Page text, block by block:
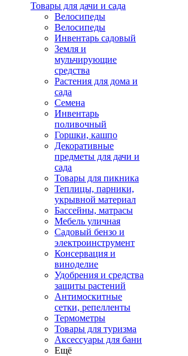
Товары для дачи и сада
Велосипеды
Велосипеды
Инвентарь садовый
Земля и
мульчирующие
средства
Растения для дома и
сада
Семена
Инвентарь
поливочный
Горшки, кашпо
Декоративные
предметы для дачи и
сада
Товары для пикника
Теплицы, парники,
укрывной материал
Бассейны, матрасы
Мебель уличная
Садовый бензо и
электроинструмент
Консервация и
виноделие
Удобрения и средства
защиты растений
Антимоскитные
сетки, репелленты
Термометры
Товары для туризма
Аксессуары для бани
Ещё